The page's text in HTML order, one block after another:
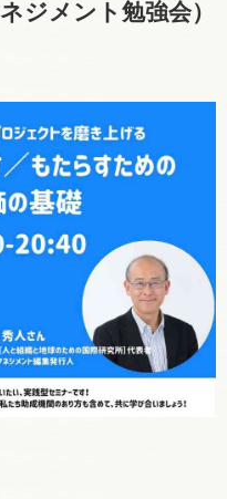
ジメント勉強会）